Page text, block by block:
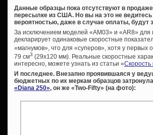
Данные образцы пока отсутствуют в
пересылке из США. Но вы на это не
вероятностью, даже в случае оплаты,
За исключением моделей «AM03» и «AR8»
декларирует одинаковые скоростные
«магнумов», что для «суперов», хотя у первых
79 см3 (29х120 мм). Реальные скоростные
интересно, можете узнать из статьи «Скорость
И последнее. Внезапно проявившаяся у
бюджетных по их меркам образцов
«Diana 250», он же «Two-Fifty» (на фото):